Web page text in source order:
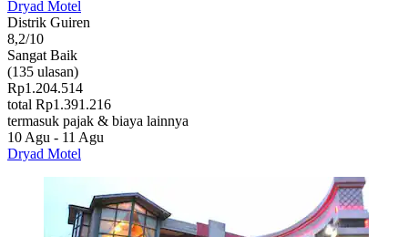
Dryad Motel
Distrik Guiren
8,2/10
Sangat Baik
(135 ulasan)
Rp1.204.514
total Rp1.391.216
termasuk pajak & biaya lainnya
10 Agu - 11 Agu
Dryad Motel